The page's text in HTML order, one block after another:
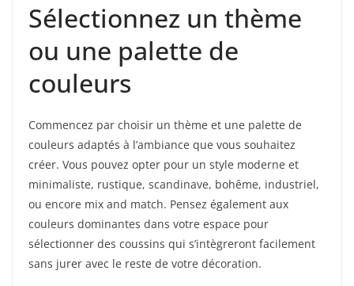
Sélectionnez un thème
ou une palette de
couleurs
Commencez par choisir un thème et une palette de
couleurs adaptés à l’ambiance que vous souhaitez
créer. Vous pouvez opter pour un style moderne et
minimaliste, rustique, scandinave, bohême, industriel,
ou encore mix and match. Pensez également aux
couleurs dominantes dans votre espace pour
sélectionner des coussins qui s’intègreront facilement
sans jurer avec le reste de votre décoration.